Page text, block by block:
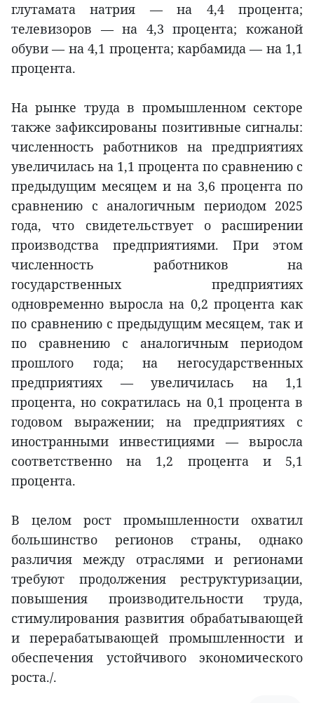
глутамата натрия — на 4,4 процента;
телевизоров — на 4,3 процента; кожаной
обуви — на 4,1 процента; карбамида — на 1,1
процента.
На рынке труда в промышленном секторе
также зафиксированы позитивные сигналы:
численность работников на предприятиях
увеличилась на 1,1 процента по сравнению с
предыдущим месяцем и на 3,6 процента по
сравнению с аналогичным периодом 2025
года, что свидетельствует о расширении
производства предприятиями. При этом
численность работников на
государственных предприятиях
одновременно выросла на 0,2 процента как
по сравнению с предыдущим месяцем, так и
по сравнению с аналогичным периодом
прошлого года; на негосударственных
предприятиях — увеличилась на 1,1
процента, но сократилась на 0,1 процента в
годовом выражении; на предприятиях с
иностранными инвестициями — выросла
соответственно на 1,2 процента и 5,1
процента.
В целом рост промышленности охватил
большинство регионов страны, однако
различия между отраслями и регионами
требуют продолжения реструктуризации,
повышения производительности труда,
стимулирования развития обрабатывающей
и перерабатывающей промышленности и
обеспечения устойчивого экономического
роста./.